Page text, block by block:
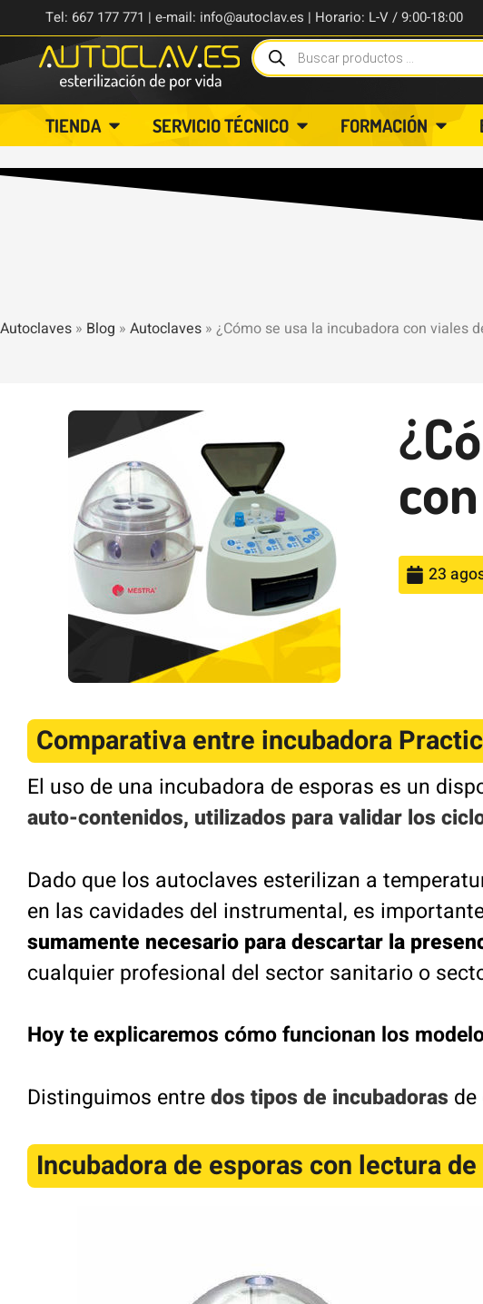
Tel: 667 177 771 | e-mail: info@autoclav.es | Horario: L-V / 9:00-18:00
TIENDA SERVICIO TÉCNICO FORMACIÓN
Autoclaves » Blog » Autoclaves » ¿Cómo se usa la incubadora con viales
23
Comparativa entre incubadora
El uso de una incubadora de esporas es un
auto-contenidos, utilizados para validar los
Dado que los autoclaves esterilizan a
en las cavidades del instrumental, es
sumamente necesario para descartar la
cualquier profesional del sector sanitario o
Hoy te explicaremos cómo funcionan los
Distinguimos entredos tipos de incubadoras
Incubadora de esporas con lectura